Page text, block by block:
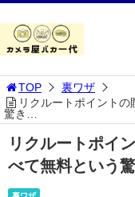
TOP
裏ワザ
リクルートポイント
驚き…
リクルートポイ
べて無料という